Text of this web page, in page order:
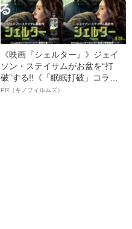
《映画『シェルター』》ジェイ
ソン・ステイサムがお盆を“打
破”する!!《「眠眠打破」コラ
ボ》
PR（キノフィルムズ）